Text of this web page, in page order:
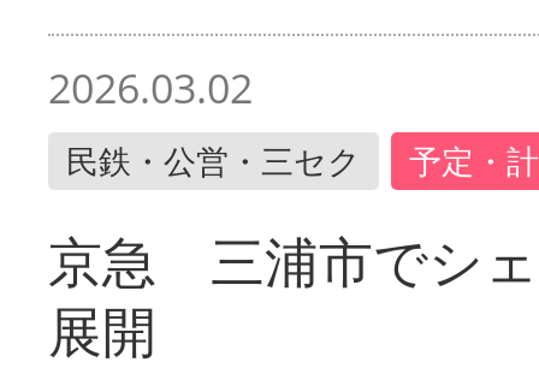
2026.03.02
民鉄・公営・三セク 予定・
京急 三浦市でシ
展開